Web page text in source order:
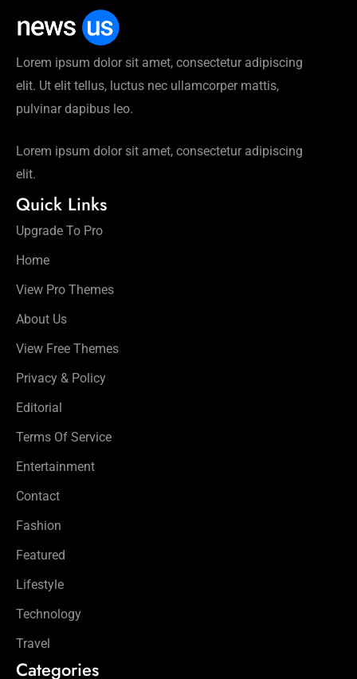
Lorem ipsum dolor sit amet, consectetur adipiscing
elit. Ut elit tellus, luctus nec ullamcorper mattis,
pulvinar dapibus leo.
Lorem ipsum dolor sit amet, consectetur adipiscing
elit.
Quick Links
Upgrade To Pro
Home
View Pro Themes
About Us
View Free Themes
Privacy & Policy
Editorial
Terms Of Service
Entertainment
Contact
Fashion
Featured
Lifestyle
Technology
Travel
Categories